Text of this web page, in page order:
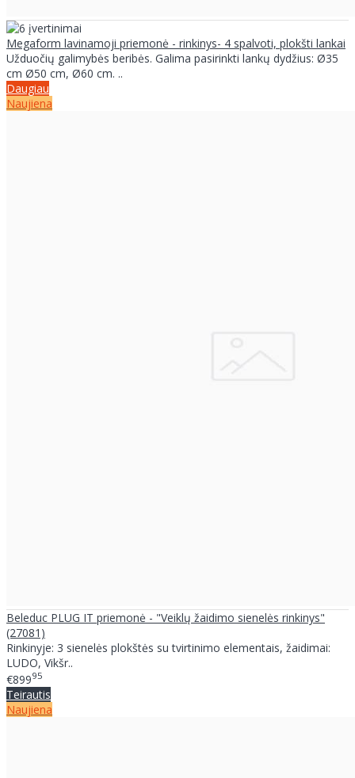
Megaform lavinamoji priemonė - rinkinys- 4 spalvoti, plokšti lankai
Užduočių galimybės beribės. Galima pasirinkti lankų dydžius: Ø35
cm Ø50 cm, Ø60 cm. ..
Daugiau
Naujiena
Beleduc PLUG IT priemonė - "Veiklų žaidimo sienelės rinkinys"
(27081)
Rinkinyje: 3 sienelės plokštės su tvirtinimo elementais, žaidimai:
LUDO, Vikšr..
€89995
Teirautis
Naujiena